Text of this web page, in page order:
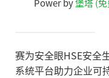
Power by堡塔 (
赛为安全眼HSE安全
系统平台助力企业可